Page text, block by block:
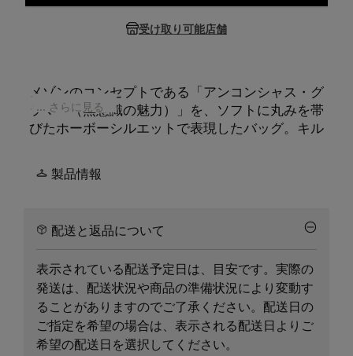
受け取り可能店舗
メゾンのコンセプトである「アンコンシャス・グ
ラマー（無意識の魅力）」を、ソフトに丸みを帯
びたホーボーシルエットで表現したバッグ。キル
りの構造は、。メゾンのアイコン「グラム スラ
ム」ファミリーのアイテムで、フランス・マルセ
しています。手持ちでも肩掛けでも、リラックス
しつつも洗練されたフォルムを楽しめます。フロ
ントには、メゾンの「匿名性」を象徴する4本の白
いステッチが施されています。
... さらに見る
製品情報
配送と返品について
表示されている配送予定日は、目安です。実際の
発送は、配送状況や商品の準備状況により変動す
ることがありますのでご了承ください。配送日の
ご指定を希望の場合は、表示される配送日よりご
希望の配送日を選択してください。